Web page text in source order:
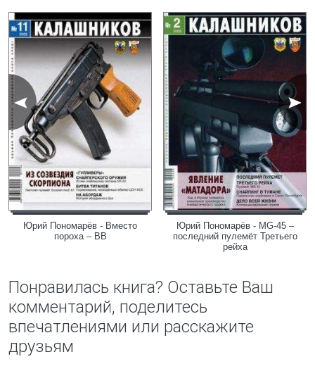
Юрий Пономарёв - Вместо
пороха – ВВ
Юрий Пономарёв - MG-45 –
последний пулемёт Третьего
рейха
Понравилась книга? Оставьте Ваш
комментарий, поделитесь
впечатлениями или расскажите
друзьям